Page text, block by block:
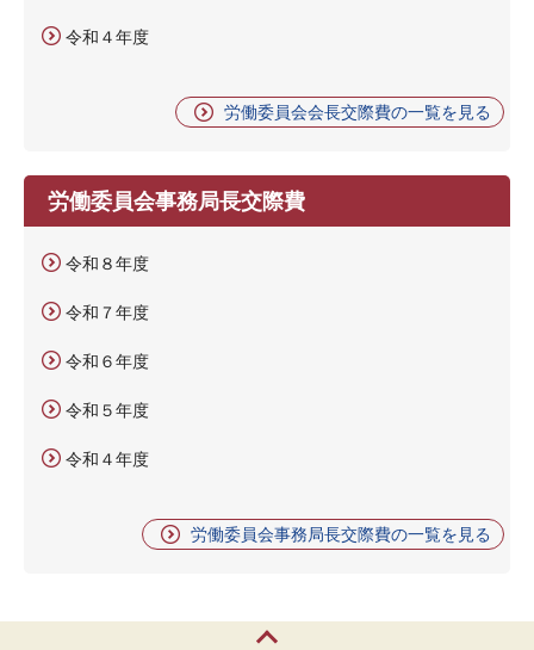
令和４年度
労働委員会会長交際費の一覧を見る
労働委員会事務局長交際費
令和８年度
令和７年度
令和６年度
令和５年度
令和４年度
労働委員会事務局長交際費の一覧を見る